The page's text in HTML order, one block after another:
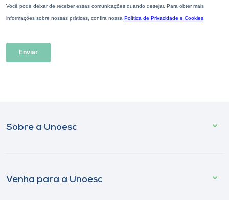
Sobre a Unoesc
Venha para a Unoesc